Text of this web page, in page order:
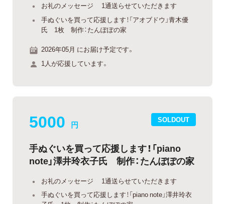
お礼のメッセージ 1通送らせていただきます
手ぬぐいを買って応援します！「アオブドウ」青木優
氏 1枚 制作：たんぽぽの家
2026年05月 にお届け予定です。
1人が応援しています。
SOLDOUT
5000 円
手ぬぐいを買って応援します！「piano
note」澤井玲衣子氏 制作：たんぽぽの家
お礼のメッセージ 1通送らせていただきます
手ぬぐいを買って応援します！「piano note」澤井玲衣